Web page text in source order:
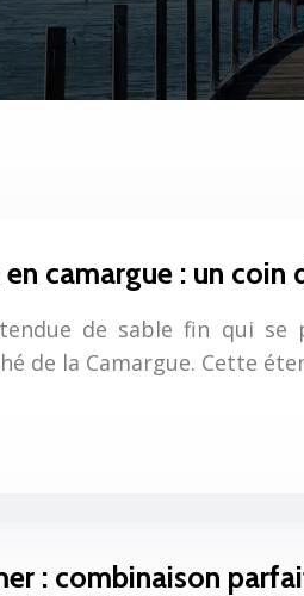
camargue : un coin
de sable fin qui se
de la Camargue. Cette
: combinaison